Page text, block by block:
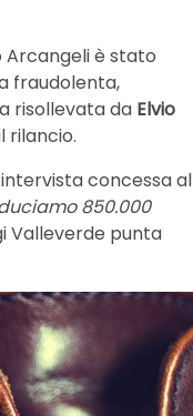
è stato
fraudolenta,
risollevata da Elvio
rilancio.
concessa al
850.000
Valleverde punta